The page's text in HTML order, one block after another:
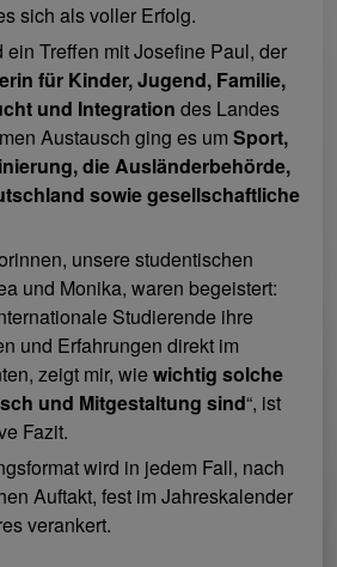
sich als voller Erfolg.
ein Treffen mit Josefine Paul, der
für Kinder, Jugend, Familie,
und Integration des Landes
Austausch ging es um Sport,
die Ausländerbehörde,
sowie gesellschaftliche
unsere studentischen
und Monika, waren begeistert:
Studierende ihre
und Erfahrungen direkt im
zeigt mir, wie wichtig solche
und Mitgestaltung sind“, ist
Fazit.
wird in jedem Fall, nach
Auftakt, fest im Jahreskalender
verankert.